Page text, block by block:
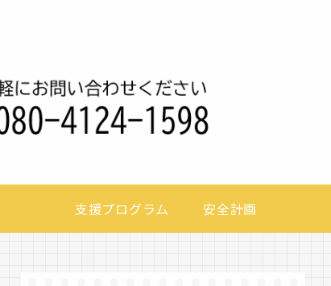
支援プログラム 安全計画